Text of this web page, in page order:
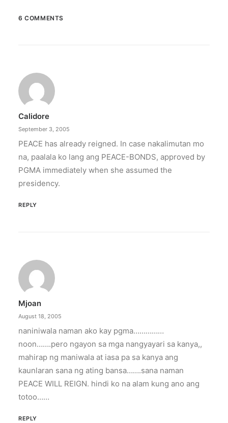
It is said to be the world's largest permanently
illuminated peace symbol.
6 COMMENTS
Calidore
September 3, 2005
PEACE has already reigned. In case nakalimutan mo
na, paalala ko lang ang PEACE-BONDS, approved by
PGMA immediately when she assumed the
presidency.
REPLY
Mjoan
August 18, 2005
naniniwala naman ako kay pgma……………
noon…….pero ngayon sa mga nangyayari sa kanya,,
mahirap ng maniwala at iasa pa sa kanya ang
kaunlaran sana ng ating bansa…….sana naman
PEACE WILL REIGN. hindi ko na alam kung ano ang
totoo……
REPLY